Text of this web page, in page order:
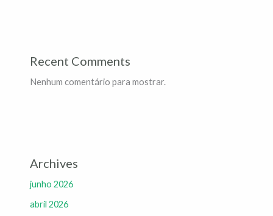
Recent Comments
Nenhum comentário para mostrar.
Archives
junho 2026
abril 2026